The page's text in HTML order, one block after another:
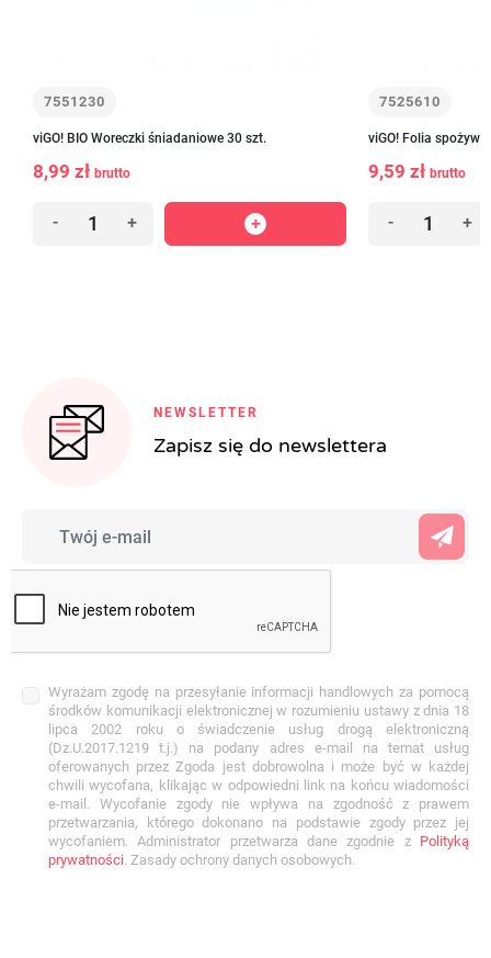
7551230
viGO! BIO Woreczki śniadaniowe 30 szt.
8,99 zł brutto
- +
7525610
viGO! Folia
9,59 zł brutto
- +
NEWSLETTER
Zapisz się do newslettera
Wyrażam zgodę na przesyłanie informacji handlowych za pomocą
środków komunikacji elektronicznej w rozumieniu ustawy z dnia 18
lipca 2002 roku o świadczenie usług drogą elektroniczną
(Dz.U.2017.1219 t.j.) na podany adres e-mail na temat usług
oferowanych przez Zgoda jest dobrowolna i może być w każdej
chwili wycofana, klikając w odpowiedni link na końcu wiadomości
e-mail. Wycofanie zgody nie wpływa na zgodność z prawem
przetwarzania, którego dokonano na podstawie zgody przez jej
wycofaniem. Administrator przetwarza dane zgodnie z Polityką
prywatności. Zasady ochrony danych osobowych.